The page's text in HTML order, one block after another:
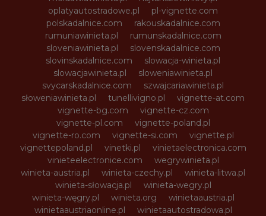
oplatyautostradowe.pl
pl-vignette.com
polskadalnice.com
rakouskadalnice.com
rumuniawinieta.pl
rumunskadalnice.com
sloveniawinieta.pl
slovenskadalnice.com
slovinskadalnice.com
slowacja-winieta.pl
slowacjawinieta.pl
sloweniawinieta.pl
svycarskadalnice.com
szwajcariawinieta.pl
słoweniawinieta.pl
tunellivigno.pl
vignette-at.com
vignette-bg.com
vignette-cz.com
vignette-pl.com
vignette-poland.pl
vignette-ro.com
vignette-si.com
vignette.pl
vignettepoland.pl
vinetki.pl
vinietaelectronica.com
vinieteelectronice.com
wegrywinieta.pl
winieta-austria.pl
winieta-czechy.pl
winieta-litwa.pl
winieta-słowacja.pl
winieta-wegry.pl
winieta-węgry.pl
winieta.org
winietaaustria.pl
winietaaustriaonline.pl
winietaautostradowa.pl